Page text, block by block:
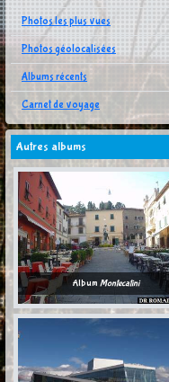
Photos les plus vues
Photos géolocalisées
Albums récents
Carnet de voyage
Autres albums
Album Montecatini